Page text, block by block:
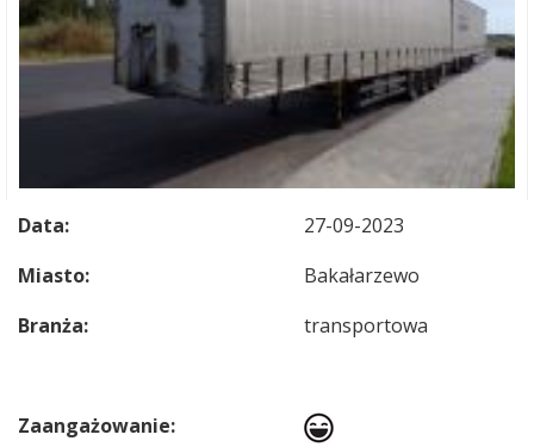
Data:
27-09-2023
Miasto:
Bakałarzewo
Branża:
transportowa
Zaangażowanie: